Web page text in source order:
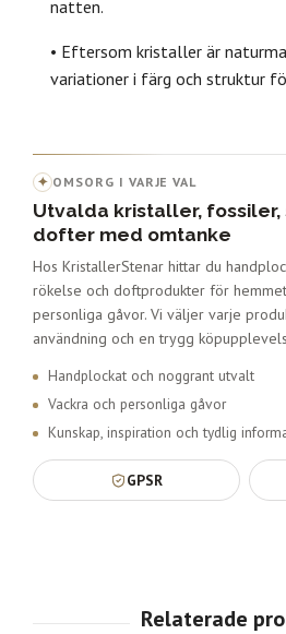
natten.
• Eftersom kristaller är
variationer i färg och struktur
✦ OMSORG I VARJE VAL
Utvalda kristaller, fossiler,
dofter med omtanke
Hos KristallerStenar hittar du
rökelse och doftprodukter för
personliga gåvor. Vi väljer varje
användning och en trygg
Handplockat och noggrant utvalt
Vackra och personliga gåvor
Kunskap, inspiration och tydlig
GPSR